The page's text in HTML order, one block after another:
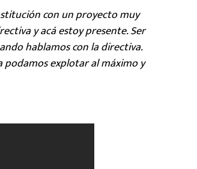
con un proyecto muy
y acá estoy presente. Ser
hablamos con la directiva.
explotar al máximo y